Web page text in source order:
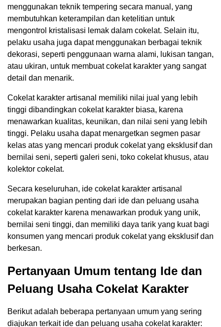
menggunakan teknik tempering secara manual, yang
membutuhkan keterampilan dan ketelitian untuk
mengontrol kristalisasi lemak dalam cokelat. Selain itu,
pelaku usaha juga dapat menggunakan berbagai teknik
dekorasi, seperti penggunaan warna alami, lukisan tangan,
atau ukiran, untuk membuat cokelat karakter yang sangat
detail dan menarik.
Cokelat karakter artisanal memiliki nilai jual yang lebih
tinggi dibandingkan cokelat karakter biasa, karena
menawarkan kualitas, keunikan, dan nilai seni yang lebih
tinggi. Pelaku usaha dapat menargetkan segmen pasar
kelas atas yang mencari produk cokelat yang eksklusif dan
bernilai seni, seperti galeri seni, toko cokelat khusus, atau
kolektor cokelat.
Secara keseluruhan, ide cokelat karakter artisanal
merupakan bagian penting dari ide dan peluang usaha
cokelat karakter karena menawarkan produk yang unik,
bernilai seni tinggi, dan memiliki daya tarik yang kuat bagi
konsumen yang mencari produk cokelat yang eksklusif dan
berkesan.
Pertanyaan Umum tentang Ide dan
Peluang Usaha Cokelat Karakter
Berikut adalah beberapa pertanyaan umum yang sering
diajukan terkait ide dan peluang usaha cokelat karakter: